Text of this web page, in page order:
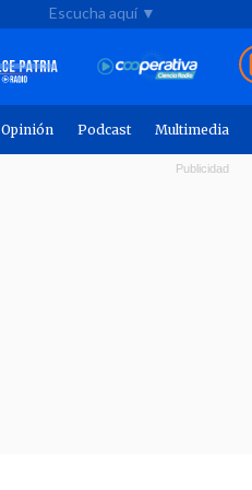
Escucha aquí ▼
Opinión Podcast Multimedia